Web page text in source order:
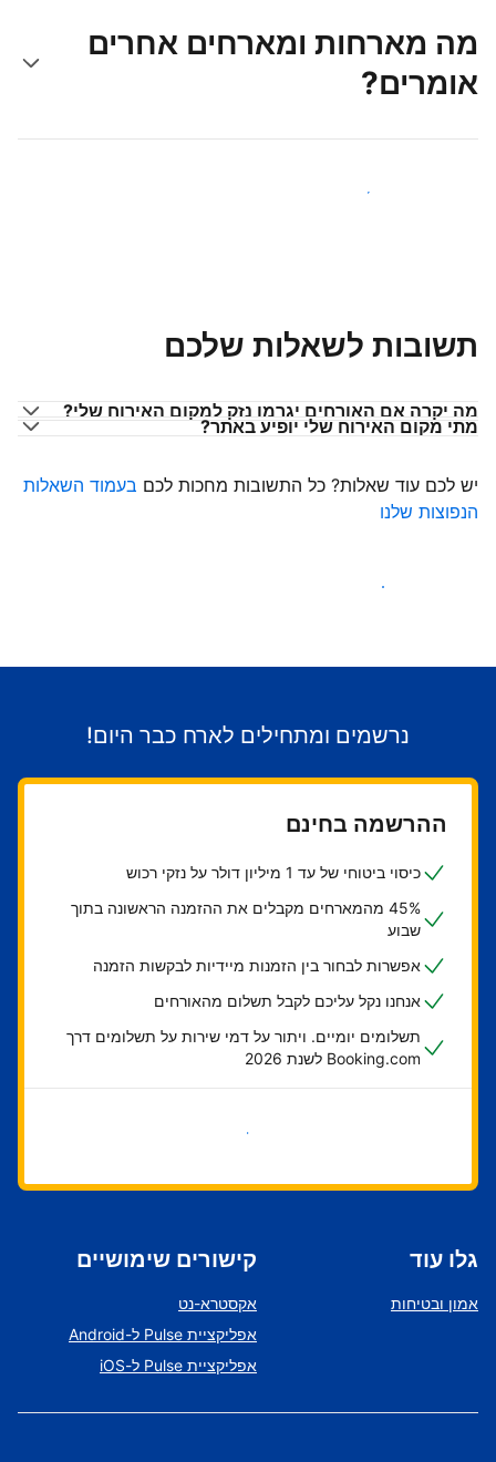
מה מארחות ומארחים אחרים
אומרים?
הצטרפו למארחים כמוכם
תשובות לשאלות שלכם
מה יקרה אם האורחים יגרמו נזק למקום האירוח שלי?
מתי מקום האירוח שלי יופיע באתר?
יש לכם עוד שאלות? כל התשובות מחכות לכם בעמוד השאלות
הנפוצות שלנו
התחילו לקבל אורחים
נרשמים ומתחילים לארח כבר היום!
ההרשמה בחינם
כיסוי ביטוחי של עד 1 מיליון דולר על נזקי רכוש
45% מהמארחים מקבלים את ההזמנה הראשונה בתוך
שבוע
אפשרות לבחור בין הזמנות מיידיות לבקשות הזמנה
אנחנו נקל עליכם לקבל תשלום מהאורחים
תשלומים יומיים. ויתור על דמי שירות על תשלומים דרך
Booking.com לשנת 2026
בואו נתחיל
גלו עוד
אמון ובטיחות
קישורים שימושיים
אקסטרא-נט
אפליקציית Pulse ל-Android
אפליקציית Pulse ל-iOS